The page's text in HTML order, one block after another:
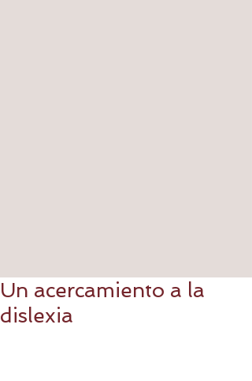
Un acercamiento a la
dislexia